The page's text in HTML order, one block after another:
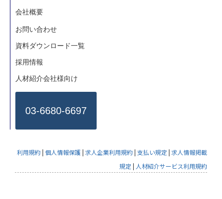
会社概要
お問い合わせ
資料ダウンロード一覧
採用情報
人材紹介会社様向け
03-6680-6697
利用規約| 個人情報保護| 求人企業利用規約| 支払い規定 | 求人情報掲載
規定 | 人材紹介サービス利用規約